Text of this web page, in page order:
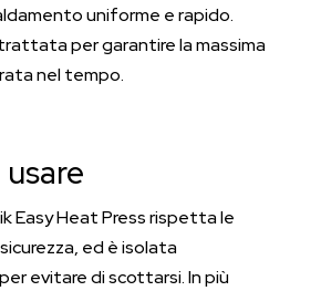
uniforme e rapido.
per garantire la massima
nel tempo.
Easy Heat Press rispetta le
ed è isolata
evitare di scottarsi. In più